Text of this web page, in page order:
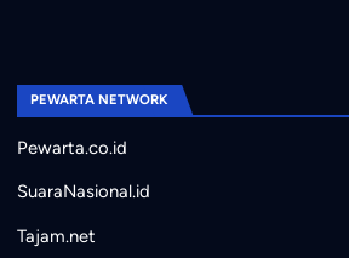
PEWARTA NETWORK
Pewarta.co.id
SuaraNasional.id
Tajam.net